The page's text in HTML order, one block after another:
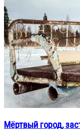
Мёртвый город,